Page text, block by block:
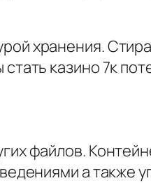
хранения.
казино 7к
файлов.
а также